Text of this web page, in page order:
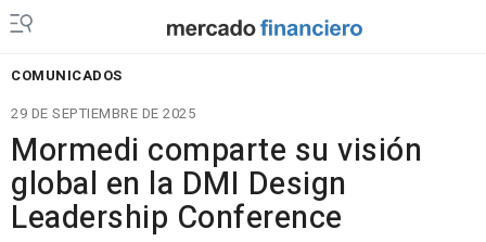
COMUNICADOS
29 DE SEPTIEMBRE DE 2025
Mormedi comparte su visión
global en la DMI Design
Leadership Conference